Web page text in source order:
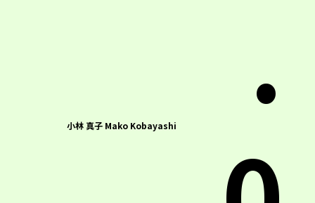
小林 真子 Mako Kobayashi
.